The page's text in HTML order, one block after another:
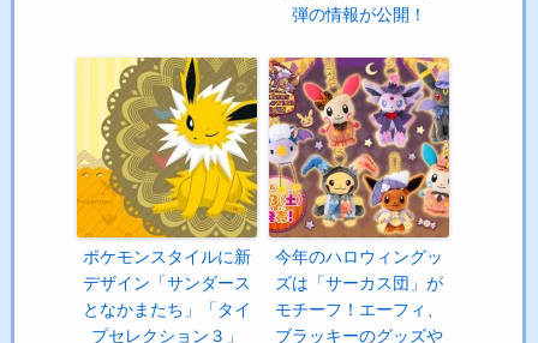
弾の情報が公開！
ポケモンスタイルに新
デザイン「サンダース
となかまたち」「タイ
プセレクション３」
今年のハロウィングッ
ズは「サーカス団」が
モチーフ！エーフィ、
ブラッキーのグッズや